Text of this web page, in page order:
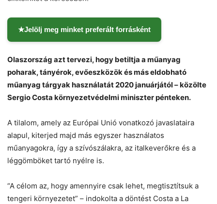
★Jelölj meg minket preferált forrásként
Olaszország azt tervezi, hogy betiltja a műanyag
poharak, tányérok, evőeszközök és más eldobható
műanyag tárgyak használatát 2020 januárjától – közölte
Sergio Costa környezetvédelmi miniszter pénteken.
A tilalom, amely az Európai Unió vonatkozó javaslataira
alapul, kiterjed majd más egyszer használatos
műanyagokra, így a szívószálakra, az italkeverőkre és a
léggömböket tartó nyélre is.
“A célom az, hogy amennyire csak lehet, megtisztítsuk a
tengeri környezetet” – indokolta a döntést Costa a La
Helló! Miben segíthetek ma?